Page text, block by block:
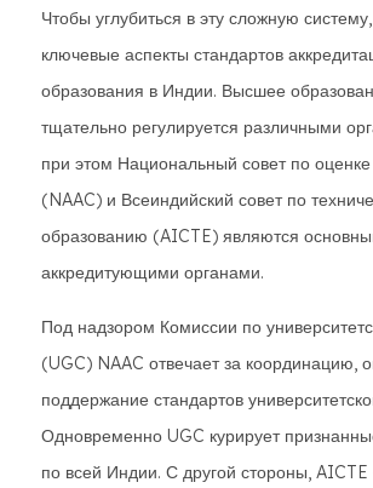
Чтобы углубиться в эту сложную
ключевые аспекты стандартов
образования в Индии. Высшее
тщательно регулируется различными
при этом Национальный совет по оценке
(NAAC) и Всеиндийский совет по
образованию (AICTE) являются
аккредитующими органами.
Под надзором Комиссии по
(UGC) NAAC отвечает за координацию,
поддержание стандартов
Одновременно UGC курирует
по всей Индии. С другой стороны, AICTE